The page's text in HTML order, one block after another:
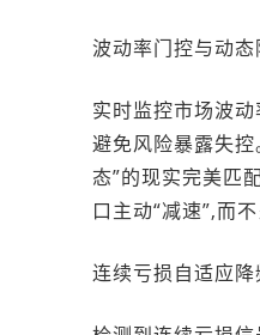
波动率门控与动
实时监控市场波
避免风险暴露失
态”的现实完美匹
口主动“减速”,而不
连续亏损自适应降